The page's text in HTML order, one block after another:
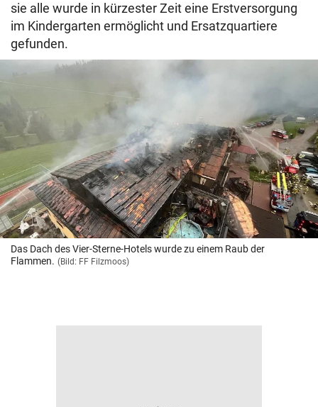
sie alle wurde in kürzester Zeit eine Erstversorgung
im Kindergarten ermöglicht und Ersatzquartiere
gefunden.
Das Dach des Vier-Sterne-Hotels wurde zu einem Raub der
Flammen. (Bild: FF Filzmoos)